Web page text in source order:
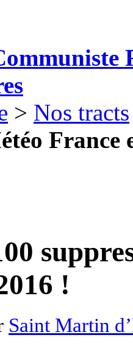
> Nos tracts
France
!
Saint Martin